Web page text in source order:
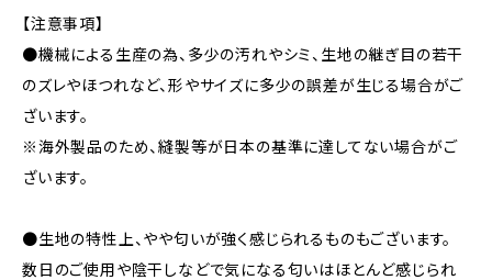
【注意事項】
●機械による生産の為、多少の汚れやシミ、生地の継ぎ目の若干
のズレやほつれなど、形やサイズに多少の誤差が生じる場合がご
ざいます。
※海外製品のため、縫製等が日本の基準に達してない場合がご
ざいます。
●生地の特性上、やや匂いが強く感じられるものもございます。
数日のご使用や陰干しなどで気になる匂いはほとんど感じられ